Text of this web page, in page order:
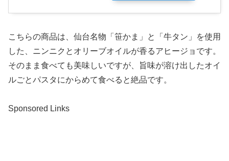
こちらの商品は、仙台名物「笹かま」と「牛タン」を使用
した、ニンニクとオリーブオイルが香るアヒージョです。
そのまま食べても美味しいですが、旨味が溶け出したオイ
ルごとパスタにからめて食べると絶品です。
Sponsored Links